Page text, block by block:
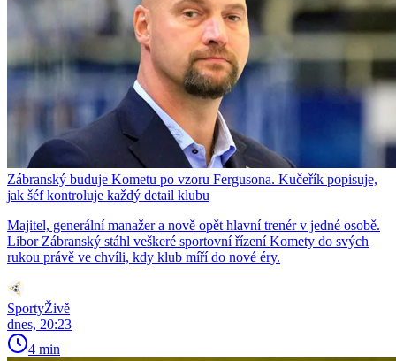
Zábranský buduje Kometu po vzoru Fergusona. Kučeřík popisuje,
jak šéf kontroluje každý detail klubu
Majitel, generální manažer a nově opět hlavní trenér v jedné osobě.
Libor Zábranský stáhl veškeré sportovní řízení Komety do svých
rukou právě ve chvíli, kdy klub míří do nové éry.
SportyŽivě
dnes, 20:23
4 min